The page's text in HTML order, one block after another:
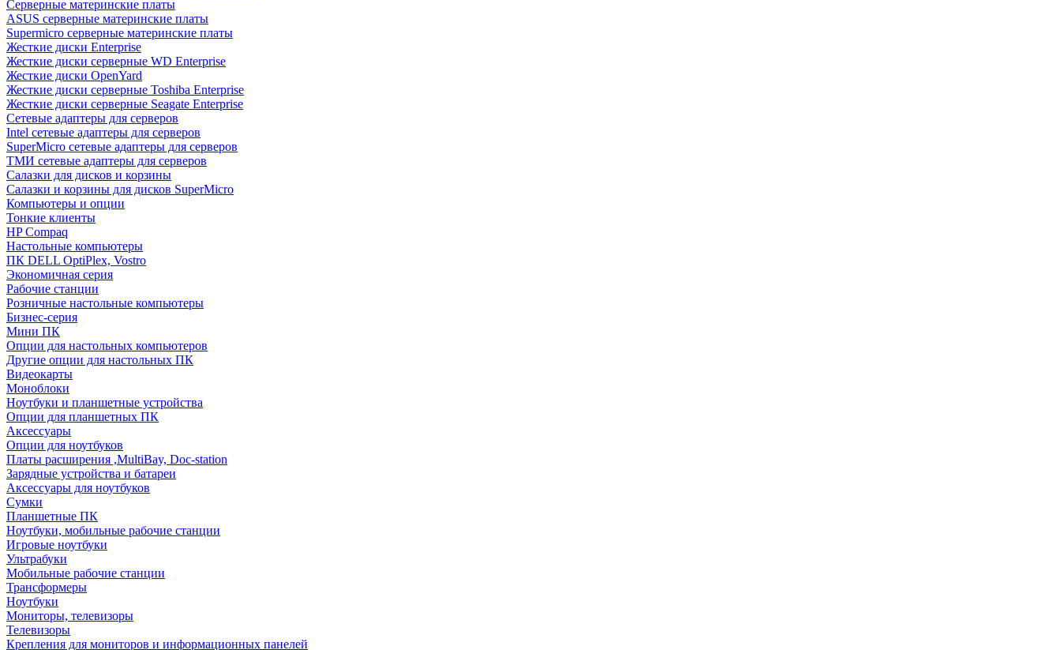
Серверные материнские платы
ASUS серверные материнские платы
Supermicro серверные материнские платы
Жесткие диски Enterprise
Жесткие диски серверные WD Enterprise
Жесткие диски OpenYard
Жесткие диски серверные Toshiba Enterprise
Жесткие диски серверные Seagate Enterprise
Сетевые адаптеры для серверов
Intel сетевые адаптеры для серверов
SuperMicro сетевые адаптеры для серверов
ТМИ сетевые адаптеры для серверов
Салазки для дисков и корзины
Салазки и корзины для дисков SuperMicro
Компьютеры и опции
Тонкие клиенты
HP Compaq
Настольные компьютеры
ПК DELL OptiPlex, Vostro
Экономичная серия
Рабочие станции
Розничные настольные компьютеры
Бизнес-серия
Мини ПК
Опции для настольных компьютеров
Другие опции для настольных ПК
Видеокарты
Моноблоки
Ноутбуки и планшетные устройства
Опции для планшетных ПК
Аксессуары
Опции для ноутбуков
Платы расширения ,MultiBay, Doc-station
Зарядные устройства и батареи
Аксессуары для ноутбуков
Сумки
Планшетные ПК
Ноутбуки, мобильные рабочие станции
Игровые ноутбуки
Ультрабуки
Мобильные рабочие станции
Трансформеры
Ноутбуки
Мониторы, телевизоры
Телевизоры
Крепления для мониторов и информационных панелей